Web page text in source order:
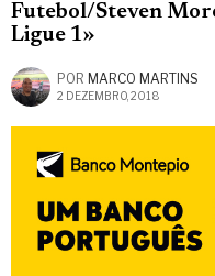
Futebol/Steven
Ligue 1»
POR MARCO MARTINS
2 DEZEMBRO, 2018